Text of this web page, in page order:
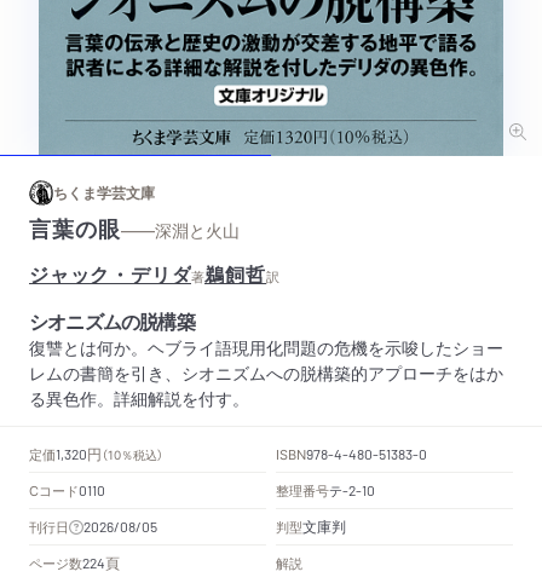
ちくま学芸文庫
言葉の眼——深淵と火山
ジャック・デリダ著鵜飼哲訳
シオニズムの脱構築
復讐とは何か。ヘブライ語現用化問題の危機を示唆したショー
レムの書簡を引き、シオニズムへの脱構築的アプローチをはか
る異色作。詳細解説を付す。
定価1,320円 （10％税込） ISBN978-4-480-51383-0
Cコード0110 整理番号テ-2-10
刊行日 2026/08/05 判型文庫判
ページ数224頁 解説